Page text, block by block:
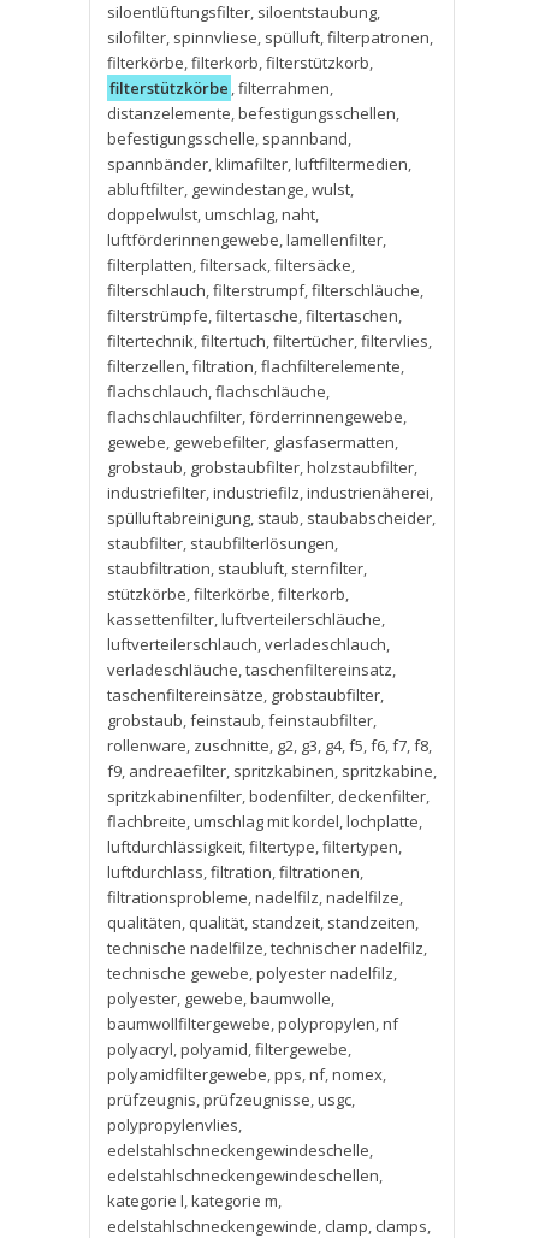
siloentlüftungsfilter, siloentstaubung,
silofilter, spinnvliese, spülluft,filterpatronen,
filterkörbe,filterkorb,filterstützkorb,
filterstützkörbe ,filterrahmen,
distanzelemente,befestigungsschellen,
befestigungsschelle, spannband,
spannbänder,klimafilter,luftfiltermedien,
abluftfilter, gewindestange,wulst,
doppelwulst,umschlag,naht,
luftförderinnengewebe,lamellenfilter,
filterplatten,filtersack,filtersäcke,
filterschlauch,filterstrumpf,filterschläuche,
filterstrümpfe,filtertasche,filtertaschen,
filtertechnik,filtertuch,filtertücher,filtervlies,
filterzellen,filtration,flachfilterelemente,
flachschlauch,flachschläuche,
flachschlauchfilter,förderrinnengewebe,
gewebe, gewebefilter, glasfasermatten,
grobstaub, grobstaubfilter,holzstaubfilter,
industriefilter,industriefilz,industrienäherei,
spülluftabreinigung, staub, staubabscheider,
staubfilter, staubfilterlösungen,
staubfiltration, staubluft, sternfilter,
stützkörbe,filterkörbe,filterkorb,
kassettenfilter,luftverteilerschläuche,
luftverteilerschlauch,verladeschlauch,
verladeschläuche,taschenfiltereinsatz,
taschenfiltereinsätze, grobstaubfilter,
grobstaub,feinstaub,feinstaubfilter,
rollenware, zuschnitte, g2, g3, g4,f5,f6,f7,f8,
f9, andreaefilter, spritzkabinen, spritzkabine,
spritzkabinenfilter,bodenfilter, deckenfilter,
flachbreite,umschlag mit kordel,lochplatte,
luftdurchlässigkeit,filtertype,filtertypen,
luftdurchlass,filtration,filtrationen,
filtrationsprobleme,nadelfilz,nadelfilze,
qualitäten, qualität, standzeit, standzeiten,
technische nadelfilze,technischer nadelfilz,
technische gewebe,polyester nadelfilz,
polyester, gewebe,baumwolle,
baumwollfiltergewebe,polypropylen,nf
polyacryl,polyamid,filtergewebe,
polyamidfiltergewebe,pps,nf,nomex,
prüfzeugnis,prüfzeugnisse,usgc,
polypropylenvlies,
edelstahlschneckengewindeschelle,
edelstahlschneckengewindeschellen,
kategorie l,kategorie m,
edelstahlschneckengewinde, clamp, clamps,